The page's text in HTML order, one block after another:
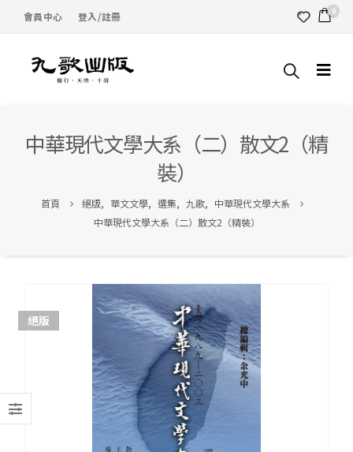
會員中心 登入/註冊 0
中華現代文學大系（二）散文2（精
裝）
首頁 絕版, 華文文學, 選集, 九歌, 中華現代文學大系
中華現代文學大系（二）散文2（精裝）
絕版